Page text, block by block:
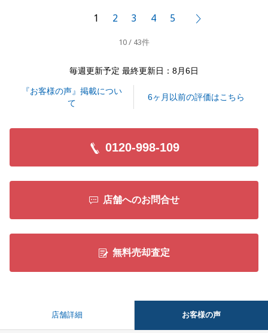
お気軽にお申し付けくださいませ。
引続き宜しくお願い申し上げます。
閉じる
1 2 3 4 5
10 / 43件
毎週更新予定 最終更新日：8月6日
『お客様の声』掲載につい
て
6ヶ月以前の評価はこちら
0120-998-109
店舗へのお問合せ
無料売却査定
店舗詳細 お客様の声